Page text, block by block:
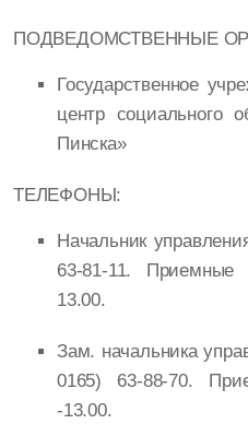
ПОДВЕДОМСТВЕННЫЕ
Государственное
центр социального
Пинска»
ТЕЛЕФОНЫ:
Начальник
63-81-11.
13.00.
Зам. начальника
0165) 63-88-70.
-13.00.